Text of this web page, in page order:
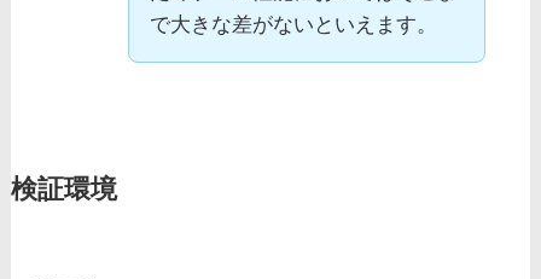
で大きな差がないといえます。
検証環境